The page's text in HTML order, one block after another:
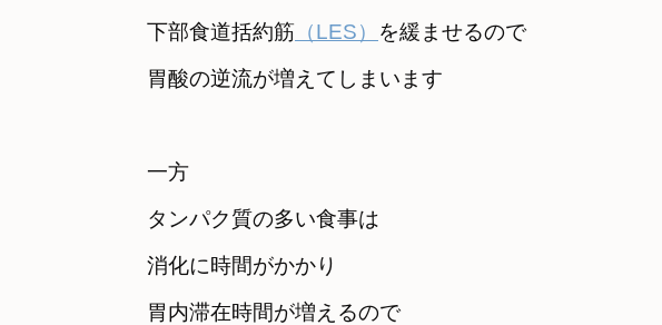
下部食道括約筋 （LES） を緩ませるので
胃酸の逆流が増えてしまいます
一方
タンパク質の多い食事は
消化に時間がかかり
胃内滞在時間が増えるので